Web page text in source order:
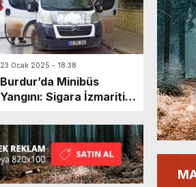
23 Ocak 2025 - 18:38
Burdur’da Minibüs
Yangını: Sigara İzmariti